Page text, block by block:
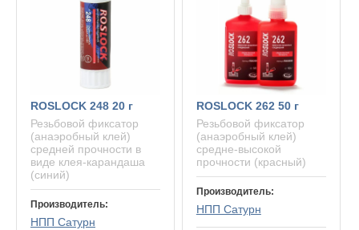
ROSLOCK 248 20 г
Резьбовой фиксатор
(анаэробный клей)
средней прочности в
виде клея-карандаша
(синий)
Производитель:
НПП Сатурн
ROSLOCK 262 50 г
Резьбовой фиксатор
(анаэробный клей)
средне-высокой
прочности (красный)
Производитель:
НПП Сатурн